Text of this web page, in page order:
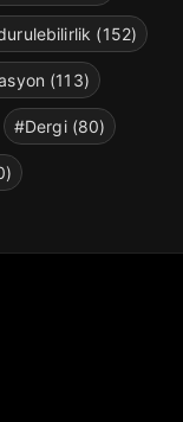
(152)
(113)
#Dergi (80)